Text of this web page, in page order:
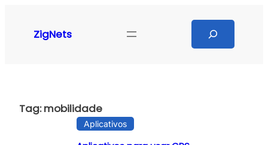
ZigNets
Tag:mobilidade
Aplicativos